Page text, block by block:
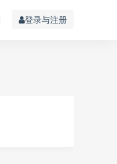
登录与注册